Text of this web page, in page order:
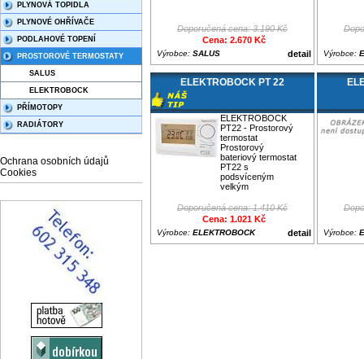
PLYNOVÁ TOPIDLA
PLYNOVÉ OHŘÍVAČE
PODLAHOVÉ TOPENÍ
PROSTOROVÉ TERMOSTATY
SALUS
ELEKTROBOCK
PŘÍMOTOPY
RADIÁTORY
Ochrana osobních údajů
Cookies
Doporučená cena: 3.190 Kč
Cena: 2.670 Kč
detail
Výrobce: SALUS Výrobce:
ELEKTROBOCK PT 22
ELEKTROBOCK
PT22 - Prostorový
termostat
Prostorový
bateriový termostat
PT22 s
podsvíceným
velkým
Doporučená cena: 1.410 Kč
Cena: 1.021 Kč
detail
Výrobce: ELEKTROBOCK Výrobce: